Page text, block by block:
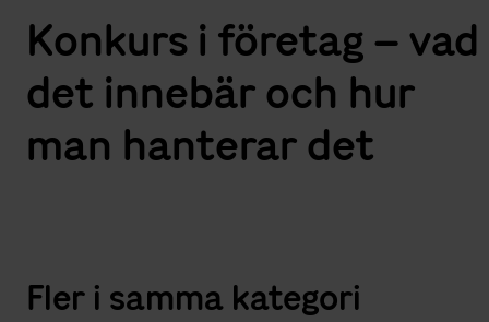
Konkurs i företag – vad
det innebär och hur
man hanterar det
Fler i samma kategori